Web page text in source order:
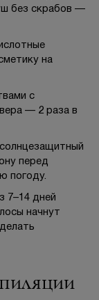
без скрабов —
на
с
— 2 раза в
перед
погоду.
7–14 дней
начнут